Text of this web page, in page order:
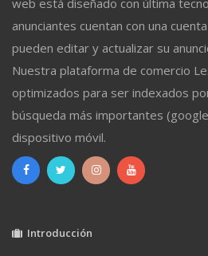
anunciantes cuentan con una
pueden editar y actualizar su
Nuestra plataforma de comercio
optimizados para ser indexados
búsqueda más importantes
dispositivo móvil.
Introducción